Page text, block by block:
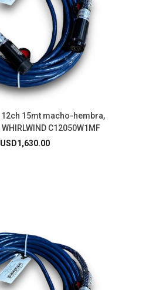
15mt macho-hembra,
C12050W1MF
USD1,630.00